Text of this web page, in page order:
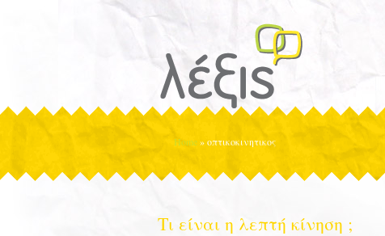
Home»οπτικοκινητικος
Τι είναι η λεπτή κίνηση ;